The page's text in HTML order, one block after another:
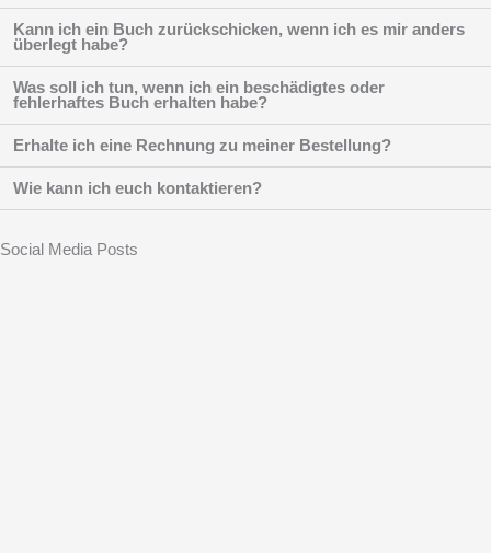
Kann ich ein Buch zurückschicken, wenn ich es mir anders
überlegt habe?
Was soll ich tun, wenn ich ein beschädigtes oder
fehlerhaftes Buch erhalten habe?
Erhalte ich eine Rechnung zu meiner Bestellung?
Wie kann ich euch kontaktieren?
Social Media Posts